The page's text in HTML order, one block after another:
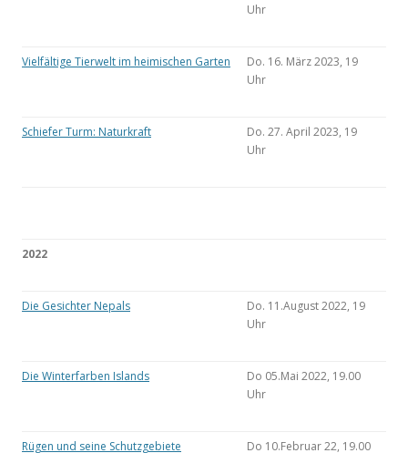
Uhr
Vielfältige Tierwelt im heimischen Garten
Do. 16. März 2023, 19
Uhr
Schiefer Turm: Naturkraft
Do. 27. April 2023, 19
Uhr
2022
Die Gesichter Nepals
Do. 11.August 2022, 19
Uhr
Die Winterfarben Islands
Do 05.Mai 2022, 19.00
Uhr
Rügen und seine Schutzgebiete
Do 10.Februar 22, 19.00